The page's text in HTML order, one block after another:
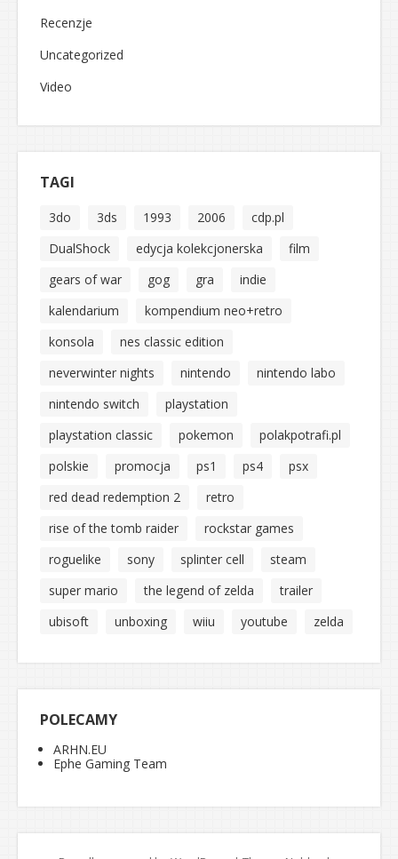
Recenzje
Uncategorized
Video
TAGI
3do 3ds 1993 2006
cdp.pl
DualShock
edycja kolekcjonerska
film
gears of war
gog gra
indie
kalendarium
kompendium neo+retro
konsola
nes classic edition
neverwinter nights
nintendo
nintendo labo
nintendo switch
playstation
playstation classic
pokemon
polakpotrafi.pl
polskie
promocja ps1 ps4
psx
red dead redemption 2
retro
rise of the tomb raider
rockstar games
roguelike
sony splinter cell
steam
super mario
the legend of zelda
trailer
ubisoft
unboxing wiiu youtube zelda
POLECAMY
ARHN.EU
Ephe Gaming Team